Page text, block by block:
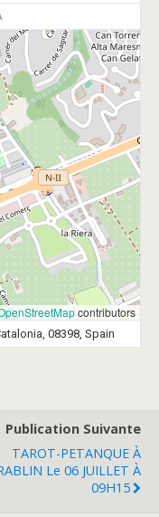
contributors
08398, Spain
Publication Suivante
TAROT-PETANQUE À
Le 06 JUILLET À
09H15